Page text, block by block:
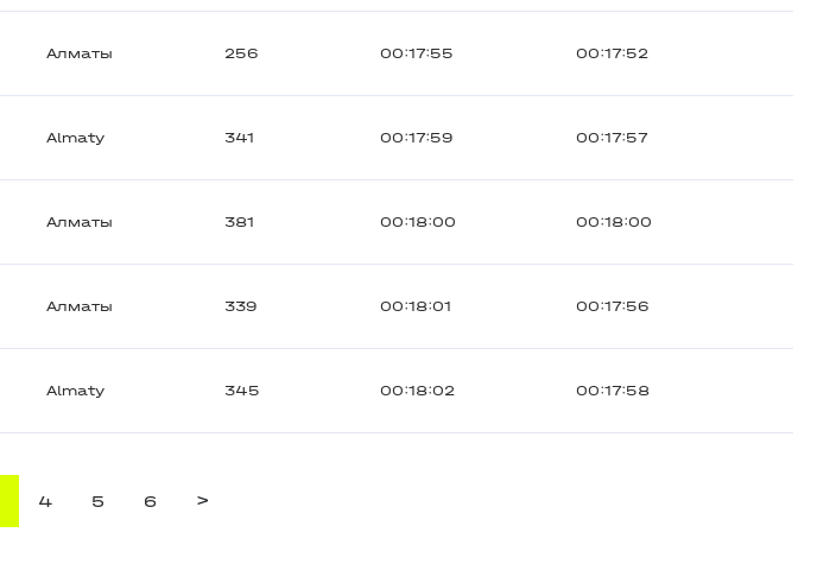
Алматы 256 00:17:55 00:17:52
Almaty 341 00:17:59 00:17:57
Алматы 381 00:18:00 00:18:00
Алматы 339 00:18:01 00:17:56
Almaty 345 00:18:02 00:17:58
4 5 6 >